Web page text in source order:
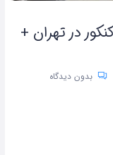
کنکور در تهران +
بدون دیدگاه